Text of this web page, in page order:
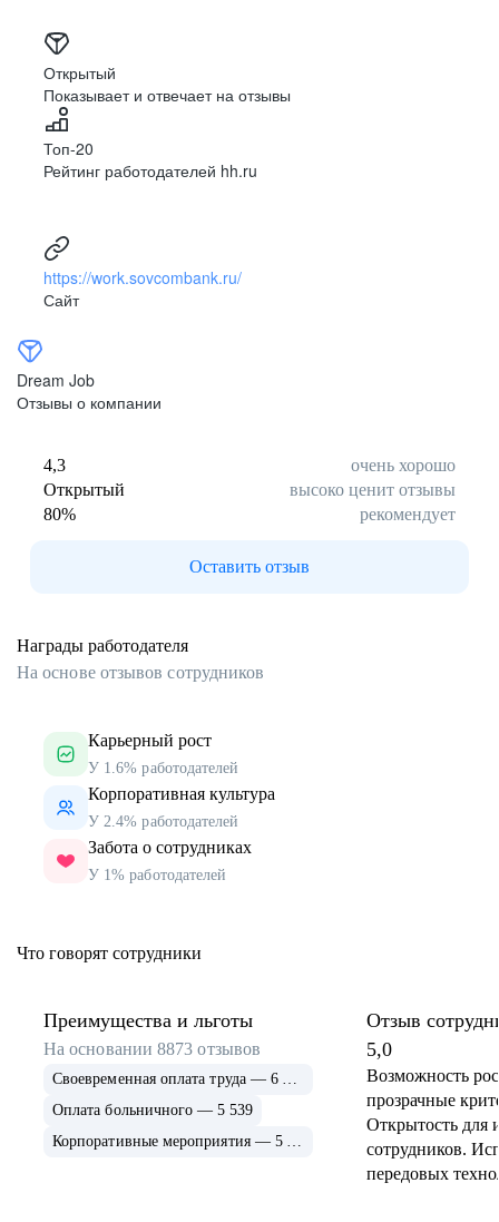
Открытый
Показывает и отвечает на отзывы
Топ-20
Рейтинг работодателей hh.ru
https://work.sovcombank.ru/
Сайт
Dream Job
Отзывы о компании
4,3
очень хорошо
Открытый
высоко ценит отзывы
80% рекомендует
Оставить отзыв
Награды работодателя
На основе отзывов сотрудников
Карьерный рост
У 1.6% работодателей
Корпоративная культура
У 2.4% работодателей
Забота о сотрудниках
У 1% работодателей
Что говорят сотрудники
Преимущества и льготы
На основании8873 отзывов
Своевременная оплата труда — 6 915
Оплата больничного — 5 539
Корпоративные мероприятия — 5 339
Отзыв
5,0
Возможность
прозрачные
Открытость для
сотрудников.
передовых